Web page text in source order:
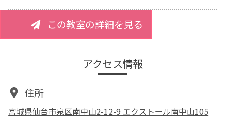
この教室の詳細を見る
アクセス情報
住所
宮城県仙台市泉区南中山2-12-9 エクストール南中山105